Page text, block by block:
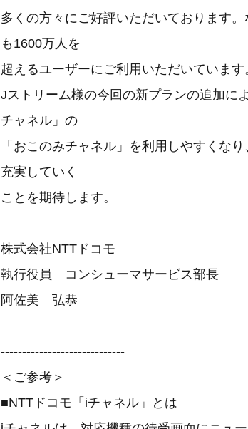
多くの方々にご好評いただいております
も1600万人を
超えるユーザーにご利用いただいています
Jストリーム様の今回の新プランの追加に
チャネル」の
「おこのみチャネル」を利用しやすくな
充実していく
ことを期待します。
株式会社NTTドコモ
執行役員 コンシューマサービス部長
阿佐美 弘恭
-----------------------------
＜ご参考＞
■NTTドコモ「iチャネル」とは